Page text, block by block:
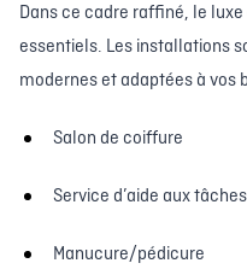
Dans ce cadre raffiné, le
essentiels. Les installations
modernes et adaptées à vos
Salon de coiffure
Service d’aide aux
Manucure/pédicure